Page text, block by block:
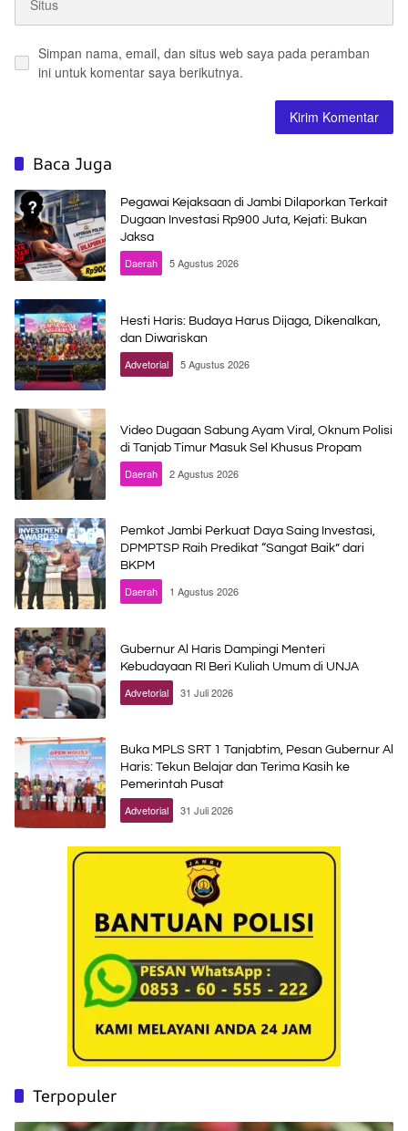
Simpan nama, email, dan situs web saya pada peramban
ini untuk komentar saya berikutnya.
Baca Juga
Pegawai Kejaksaan di Jambi Dilaporkan Terkait
Dugaan Investasi Rp900 Juta, Kejati: Bukan
Jaksa
Daerah 5 Agustus 2026
Hesti Haris: Budaya Harus Dijaga, Dikenalkan,
dan Diwariskan
Advetorial 5 Agustus 2026
Video Dugaan Sabung Ayam Viral, Oknum Polisi
di Tanjab Timur Masuk Sel Khusus Propam
Daerah 2 Agustus 2026
Pemkot Jambi Perkuat Daya Saing Investasi,
DPMPTSP Raih Predikat “Sangat Baik” dari
BKPM
Daerah 1 Agustus 2026
Gubernur Al Haris Dampingi Menteri
Kebudayaan RI Beri Kuliah Umum di UNJA
Advetorial 31 Juli 2026
Buka MPLS SRT 1 Tanjabtim, Pesan Gubernur Al
Haris: Tekun Belajar dan Terima Kasih ke
Pemerintah Pusat
Advetorial 31 Juli 2026
Terpopuler